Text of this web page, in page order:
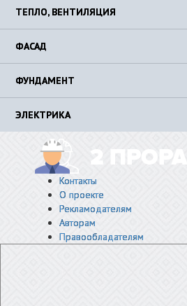
ТЕПЛО, ВЕНТИЛЯЦИЯ
ФАСАД
ФУНДАМЕНТ
ЭЛЕКТРИКА
Контакты
О проекте
Рекламодателям
Авторам
Правообладателям